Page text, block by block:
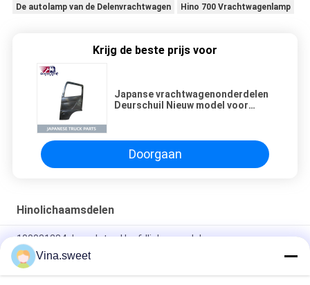
De autolamp van de Delenvrachtwagen
Hino 700 Vrachtwagenlamp
Krijg de beste prijs voor
Japanse vrachtwagenonderdelen
Deurschuil Nieuw model voor
Doorgaan
Hinolichaamsdelen
100031284 de verlaten Hoofdlichaamsdelen van
Lampcompartimenthino
8-98139700-0 de Vrachtwagendelen van de hoeklamp HINO
Vina.sweet